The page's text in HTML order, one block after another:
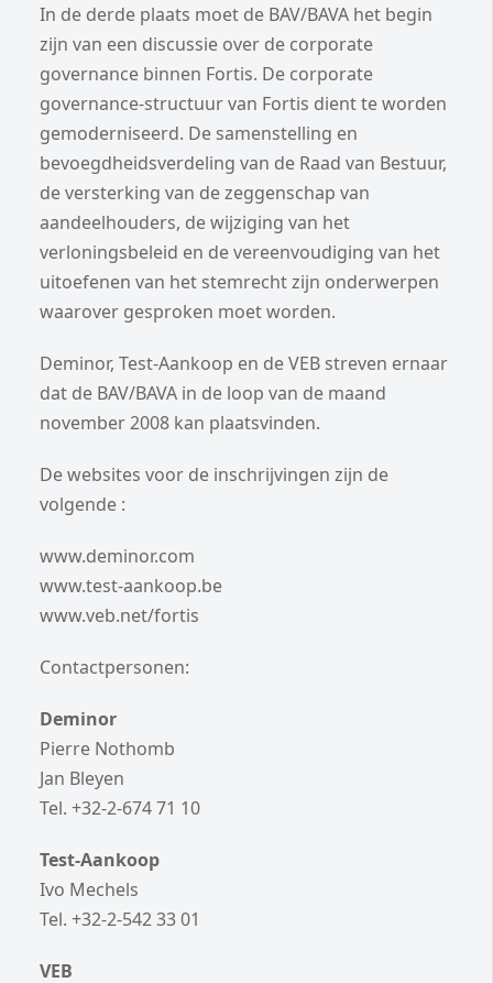
In de derde plaats moet de BAV/BAVA het begin
zijn van een discussie over de corporate
governance binnen Fortis. De corporate
governance-structuur van Fortis dient te worden
gemoderniseerd. De samenstelling en
bevoegdheidsverdeling van de Raad van Bestuur,
de versterking van de zeggenschap van
aandeelhouders, de wijziging van het
verloningsbeleid en de vereenvoudiging van het
uitoefenen van het stemrecht zijn onderwerpen
waarover gesproken moet worden.
Deminor, Test-Aankoop en de VEB streven ernaar
dat de BAV/BAVA in de loop van de maand
november 2008 kan plaatsvinden.
De websites voor de inschrijvingen zijn de
volgende :
www.deminor.com
www.test-aankoop.be
www.veb.net/fortis
Contactpersonen:
Deminor
Pierre Nothomb
Jan Bleyen
Tel. +32-2-674 71 10
Test-Aankoop
Ivo Mechels
Tel. +32-2-542 33 01
VEB